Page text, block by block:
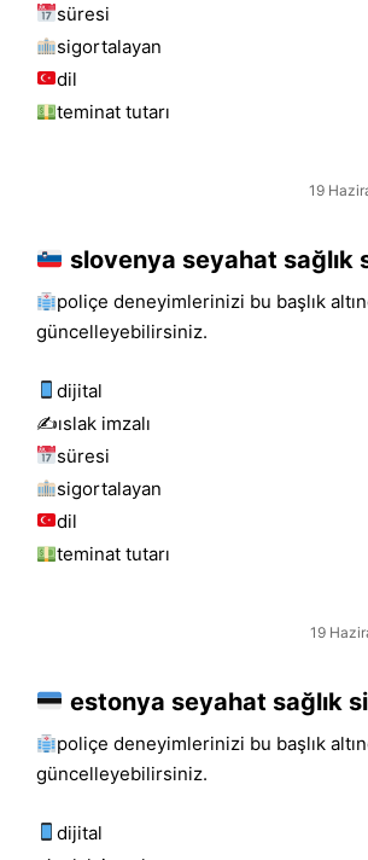
süresi
sigortalayan
dil
teminat tutarı
19
slovenya seyahat sağlık
poliçe deneyimlerinizi bu başlık
güncelleyebilirsiniz.
dijital
✍️islak i̇mzalı
süresi
sigortalayan
dil
teminat tutarı
19
estonya seyahat sağlık
poliçe deneyimlerinizi bu başlık
güncelleyebilirsiniz.
dijital